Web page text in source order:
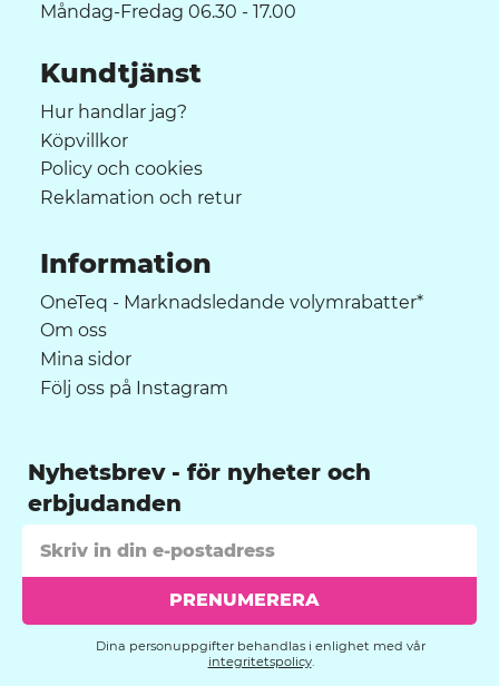
Måndag-Fredag 06.30 - 17.00
Kundtjänst
Hur handlar jag?
Köpvillkor
Policy och cookies
Reklamation och retur
Information
OneTeq - Marknadsledande volymrabatter*
Om oss
Mina sidor
Följ oss på Instagram
Nyhetsbrev
PRENUMERERA
Dina personuppgifter behandlas i enlighet med vår
integritetspolicy.